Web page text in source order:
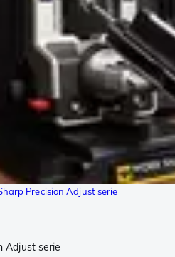
Adjust serie
Precision Adjust serie